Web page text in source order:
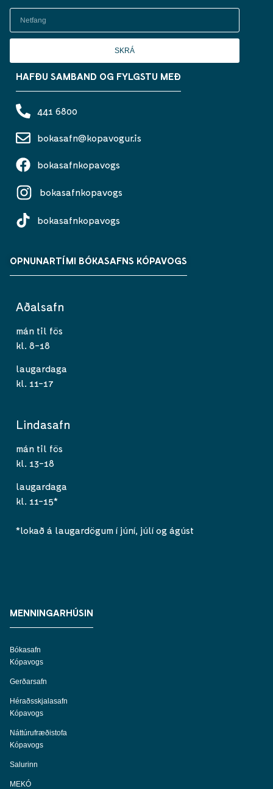
SKRÁ
HAFÐU SAMBAND OG FYLGSTU MEÐ
441 6800
bokasafn@kopavogur.is
bokasafnkopavogs
bokasafnkopavogs
bokasafnkopavogs
OPNUNARTÍMI BÓKASAFNS KÓPAVOGS
Aðalsafn
mán til fös
kl. 8-18
laugardaga
kl. 11-17
Lindasafn
mán til fös
kl. 13-18
laugardaga
kl. 11-15*
*lokað á laugardögum í júní, júlí og ágúst
MENNINGARHÚSIN
Bókasafn
Kópavogs
Gerðarsafn
Héraðsskjalasafn
Kópavogs
Náttúrufræðistofa
Kópavogs
Salurinn
MEKÓ